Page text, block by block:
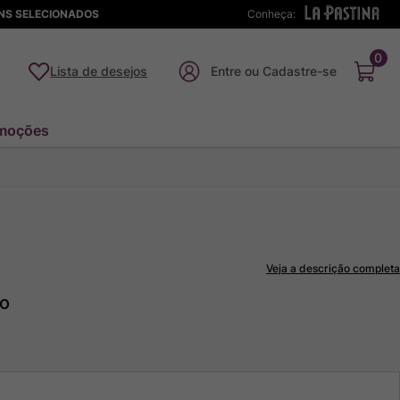
Conheça:
SELECIONADOS
Lista de desejos
0
Veja a descrição completa